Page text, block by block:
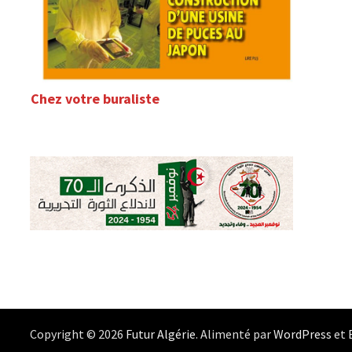
Chez votre buraliste
Copyright © 2026 Futur Algérie. Alimenté parWordPress et